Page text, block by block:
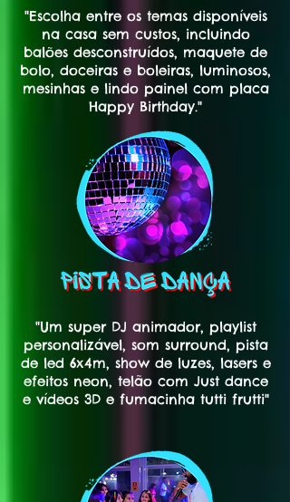
"Escolha entre os temas disponíveis
na casa sem custos, incluindo
balões desconstruídos, maquete de
bolo, doceiras e boleiras, luminosos,
mesinhas e lindo painel com placa
Happy Birthday."
"Um super DJ animador, playlist
personalizável, som surround, pista
de led 6x4m, show de luzes, lasers e
efeitos neon, telão com Just dance
e vídeos 3D e fumacinha tutti frutti"